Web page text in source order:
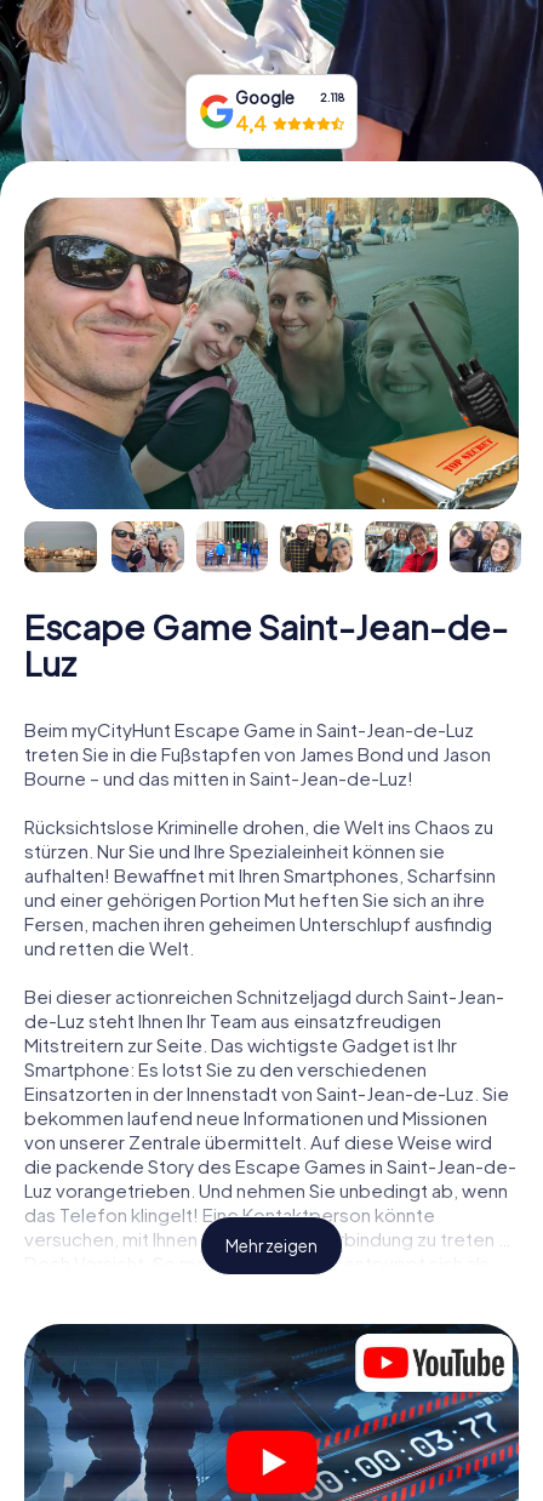
Gutscheine bestellen
Google 2.118
4,4
Escape Game Saint-Jean-de-
Luz
Beim myCityHunt Escape Game in Saint-Jean-de-Luz
treten Sie in die Fußstapfen von James Bond und Jason
Bourne – und das mitten in Saint-Jean-de-Luz!
Rücksichtslose Kriminelle drohen, die Welt ins Chaos zu
stürzen. Nur Sie und Ihre Spezialeinheit können sie
aufhalten! Bewaffnet mit Ihren Smartphones, Scharfsinn
und einer gehörigen Portion Mut heften Sie sich an ihre
Fersen, machen ihren geheimen Unterschlupf ausfindig
und retten die Welt.
Bei dieser actionreichen Schnitzeljagd durch Saint-Jean-
de-Luz steht Ihnen Ihr Team aus einsatzfreudigen
Mitstreitern zur Seite. Das wichtigste Gadget ist Ihr
Smartphone: Es lotst Sie zu den verschiedenen
Einsatzorten in der Innenstadt von Saint-Jean-de-Luz. Sie
bekommen laufend neue Informationen und Missionen
von unserer Zentrale übermittelt. Auf diese Weise wird
die packende Story des Escape Games in Saint-Jean-de-
Luz vorangetrieben. Und nehmen Sie unbedingt ab, wenn
das Telefon klingelt! Eine Kontaktperson könnte
versuchen, mit Ihnen konspirativ in Verbindung zu treten …
Doch Vorsicht: So mancher Informant entpuppt sich als
ziehen Sie die richtigen Schlüsse und vor allem: Vertrauen
Sie niemandem!
Anders als in einem klassischen Escape Room in Saint-
Jean-de-Luz sind Sie also nicht in ein Zimmer eingesperrt,
aus dem Sie sich in einem vorgegebenen Zeitfenster
befreien müssen. Diese Smartphone Schnitzeljagd erklärt
Mehr zeigen